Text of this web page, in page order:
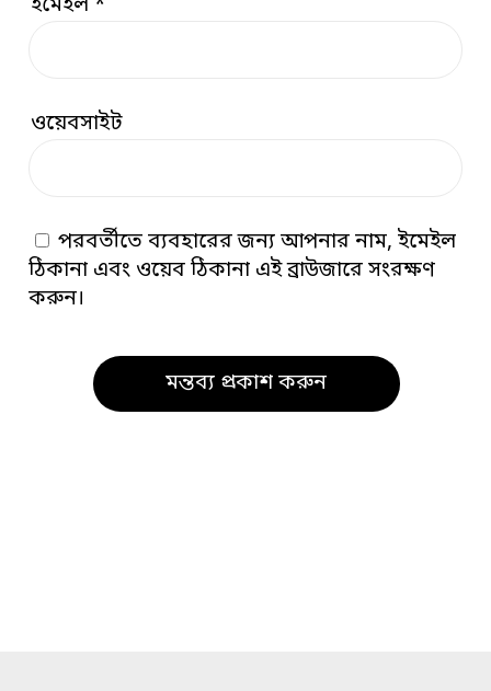
ইমেইল*
ওয়েবসাইট
পরবর্তীতে ব্যবহারের জন্য আপনার নাম, ইমেইল
ঠিকানা এবং ওয়েব ঠিকানা এই ব্রাউজারে সংরক্ষণ
করুন।